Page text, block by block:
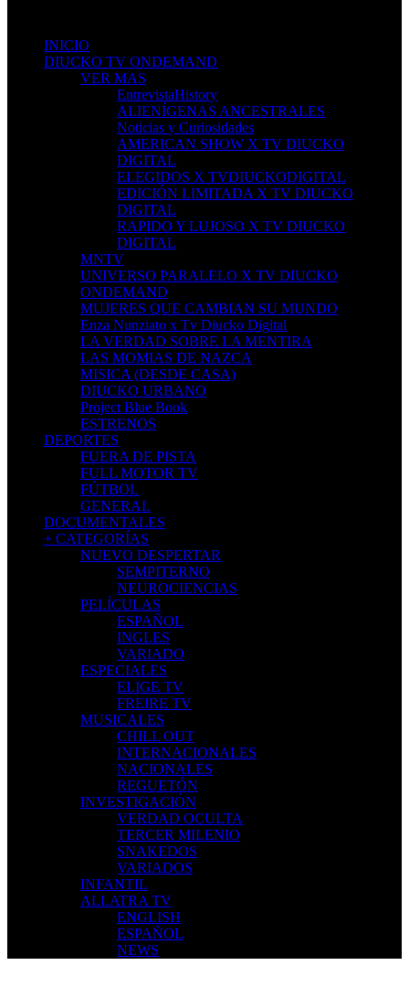
INICIO
DIUCKO TV ONDEMAND
VER MAS
EntrevistaHistory
ALIENÍGENAS ANCESTRALES
Noticias y Curiosidades
AMERICAN SHOW X TV DIUCKO
DIGITAL
ELEGIDOS X TVDIUCKODIGITAL
EDICIÓN LIMITADA X TV DIUCKO
DIGITAL
RAPIDO Y LUJOSO X TV DIUCKO
DIGITAL
MNTV
UNIVERSO PARALELO X TV DIUCKO
ONDEMAND
MUJERES QUE CAMBIAN SU MUNDO
Enza Nunziato x Tv Diucko Digital
LA VERDAD SOBRE LA MENTIRA
LAS MOMIAS DE NAZCA
MISICA (DESDE CASA)
DIUCKO URBANO
Project Blue Book
ESTRENOS
DEPORTES
FUERA DE PISTA
FULL MOTOR TV
FÚTBOL
GENERAL
DOCUMENTALES
+ CATEGORÍAS
NUEVO DESPERTAR
SEMPITERNO
NEUROCIENCIAS
PELÍCULAS
ESPAÑOL
INGLES
VARIADO
ESPECIALES
ELIGE TV
FREIRE TV
MUSICALES
CHILL OUT
INTERNACIONALES
NACIONALES
REGUETÓN
INVESTIGACIÓN
VERDAD OCULTA
TERCER MILENIO
SNAKEDOS
VARIADOS
INFANTIL
ALLATRA TV
ENGLISH
ESPAÑOL
NEWS